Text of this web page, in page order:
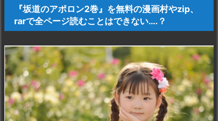
無
料
す
る
こ
と
は
可
『坂道のアポロン2巻』を無料の漫画村やzip、
rarで全ページ読むことはできない….？